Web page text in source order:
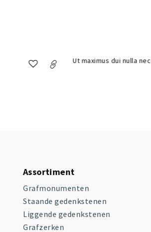
Ut maximus dui nulla nec
Assortiment
Grafmonumenten
Staande gedenkstenen
Liggende gedenkstenen
Grafzerken